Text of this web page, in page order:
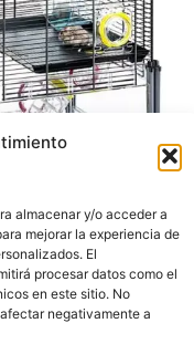
almacenar y/o acceder a
mejorar la experiencia de
El
procesar datos como el
en este sitio. No
negativamente a
hamsters para